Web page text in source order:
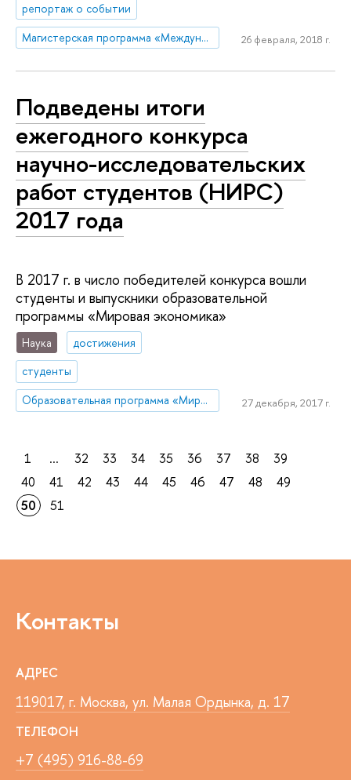
репортаж о событии
Магистерская программа «Международная торговая политика»
26 февраля, 2018 г.
Подведены итоги
ежегодного конкурса
научно-исследовательских
работ студентов (НИРС)
2017 года
В 2017 г. в число победителей конкурса вошли
студенты и выпускники образовательной
программы «Мировая экономика»
Наука
достижения
студенты
Образовательная программа «Мировая экономика»
27 декабря, 2017 г.
1 ... 32 33 34 35 36 37 38
39
40
41 42 43 44 45 46 47 48
49
50
51
Контакты
АДРЕС
119017, г. Москва, ул. Малая Ордынка, д. 17
ТЕЛЕФОН
+7 (495) 916-88-69